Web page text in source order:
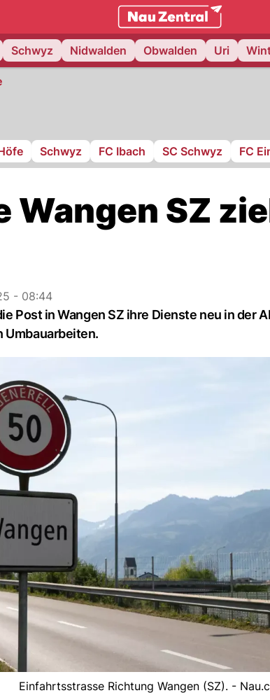
zentralschweiz.NAU.ch
Schwyz Nidwalden Obwalden Uri
Schwyz FC Ibach SC Schwyz FC
Wangen SZ
- 08:44
Post in Wangen SZ ihre Dienste neu in der
Umbauarbeiten.
Einfahrtsstrasse Richtung Wangen (SZ). -